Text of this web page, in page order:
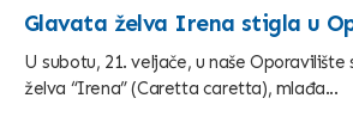
Glavata želva Irena stigla u
U subotu, 21. veljače, u naše
želva “Irena” (Caretta caretta), mlađa...